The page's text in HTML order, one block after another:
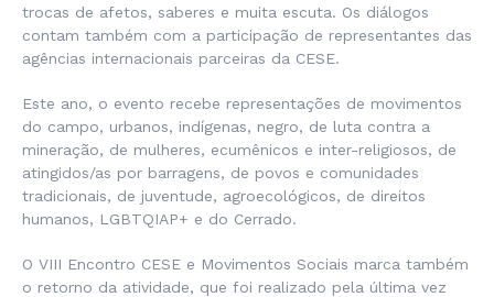
trocas de afetos, saberes e muita escuta. Os diálogos
contam também com a participação de representantes das
agências internacionais parceiras da CESE.
Este ano, o evento recebe representações de movimentos
do campo, urbanos, indígenas, negro, de luta contra a
mineração, de mulheres, ecumênicos e inter-religiosos, de
atingidos/as por barragens, de povos e comunidades
tradicionais, de juventude, agroecológicos, de direitos
humanos, LGBTQIAP+ e do Cerrado.
O VIII Encontro CESE e Movimentos Sociais marca também
o retorno da atividade, que foi realizado pela última vez